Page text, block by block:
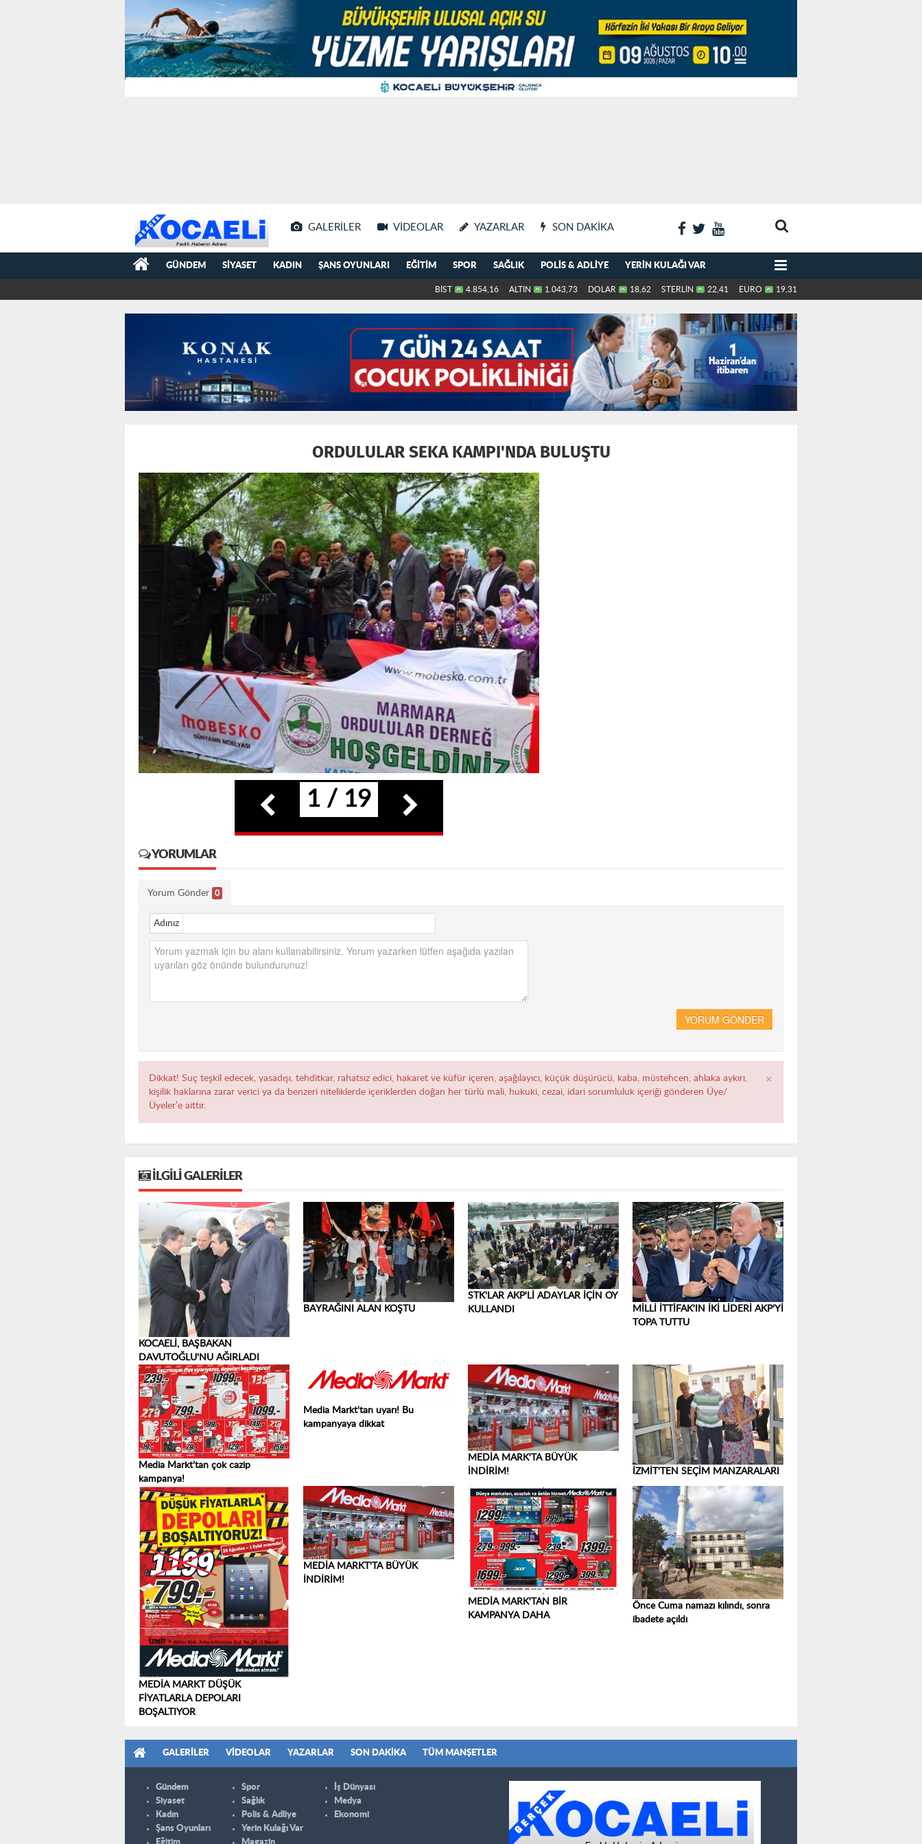
GALERILER VIDEOLAR YAZARLAR SON DAKIKA
GÜNDEM SIYASET KADIN ŞANS OYUNLARI EĞITIM SPOR SAĞLIK POLIS & ADLIYE YERIN KULAĞI VAR
BİST 4.854,16 ALTIN 1.043,73 DOLAR 18,62 STERLİN 22,41 EURO 19,31
ORDULULAR SEKA KAMPI'NDA BULUŞTU
1 / 19
YORUMLAR
Yorum Gönder 0
Adınız
YORUM GÖNDER
×
Dikkat! Suç teşkil edecek, yasadışı, tehditkar, rahatsız edici, hakaret ve küfür içeren, aşağılayıcı, küçük düşürücü, kaba, müstehcen, ahlaka aykırı,
kişilik haklarına zarar verici ya da benzeri niteliklerde içeriklerden doğan her türlü mali, hukuki, cezai, idari sorumluluk içeriği gönderen Üye/
Üyeler’e aittir.
İLGILI GALERILER
KOCAELİ, BAŞBAKAN
DAVUTOĞLU'NU AĞIRLADI
BAYRAĞINI ALAN KOŞTU
STK'LAR AKP'Lİ ADAYLAR İÇİN OY
KULLANDI
MİLLİ İTTİFAK'IN İKİ LİDERİ AKP'Yİ
TOPA TUTTU
Media Markt'tan çok cazip
kampanya!
Media Markt'tan uyarı! Bu
kampanyaya dikkat
MEDİA MARK'TA BÜYÜK
İNDİRİM!
İZMİT'TEN SEÇİM MANZARALARI
MEDİA MARKT DÜŞÜK
FİYATLARLA DEPOLARI
BOŞALTIYOR
MEDİA MARKT'TA BÜYÜK
İNDİRİM!
MEDİA MARK'TAN BİR
KAMPANYA DAHA
Önce Cuma namazı kılındı, sonra
ibadete açıldı
GALERILER VIDEOLAR YAZARLAR SON DAKIKA TÜM MANŞETLER
Gündem
Siyaset
Kadın
Şans Oyunları
Eğitim
Spor
Sağlık
Polis & Adliye
Yerin Kulağı Var
Magazin
İş Dünyası
Medya
Ekonomi